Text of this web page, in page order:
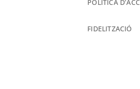
POLÍTICA
FIDELITZACIÓ